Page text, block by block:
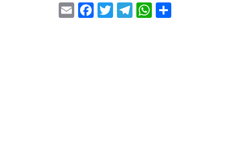
EmailFacebook
Twitter
Telegram
WhatsApp